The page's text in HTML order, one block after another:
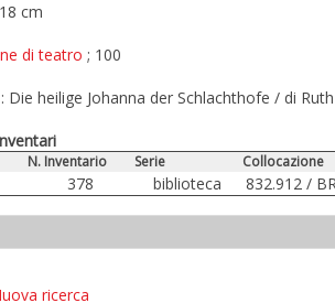
cm
di teatro ; 100
Die heilige Johanna der Schlachthofe / di
N. Inventario Serie Collocazione
378 biblioteca 832.912 /
ricerca